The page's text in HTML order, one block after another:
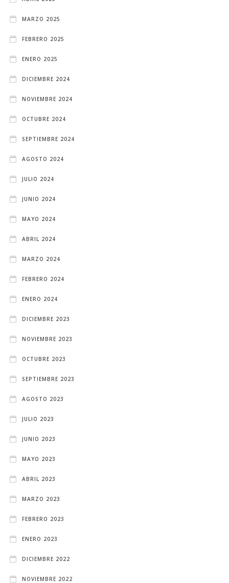
MARZO 2025
FEBRERO 2025
ENERO 2025
DICIEMBRE 2024
NOVIEMBRE 2024
OCTUBRE 2024
SEPTIEMBRE 2024
AGOSTO 2024
JULIO 2024
JUNIO 2024
MAYO 2024
ABRIL 2024
MARZO 2024
FEBRERO 2024
ENERO 2024
DICIEMBRE 2023
NOVIEMBRE 2023
OCTUBRE 2023
SEPTIEMBRE 2023
AGOSTO 2023
JULIO 2023
JUNIO 2023
MAYO 2023
ABRIL 2023
MARZO 2023
FEBRERO 2023
ENERO 2023
DICIEMBRE 2022
NOVIEMBRE 2022